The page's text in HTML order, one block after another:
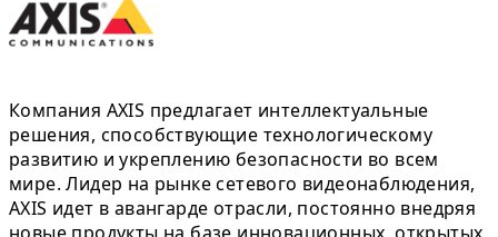
Компания AXIS предлагает интеллектуальные
решения, способствующие технологическому
развитию и укреплению безопасности во всем
мире. Лидер на рынке сетевого видеонаблюдения,
AXIS идет в авангарде отрасли, постоянно внедряя